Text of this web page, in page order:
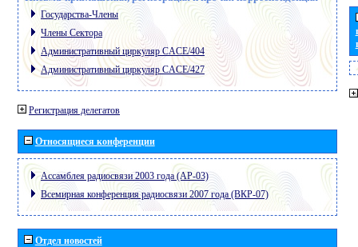
Государства-Члены
Члены Сектора
Административный циркуляр CACE/404
Административный циркуляр CACE/427
Регистрация делегатов
Относящиеся конференции
Ассамблея радиосвязи 2003 года (АР-03)
Всемирная конференция радиосвязи 2007 года (ВКР-07)
Отдел новостей